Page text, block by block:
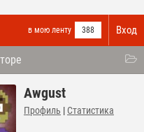
Вход
в мою ленту 388
Awgust
Профиль | Статистика